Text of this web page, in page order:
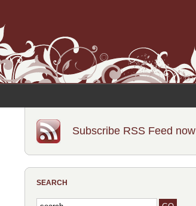
Subscribe RSS Feed now
SEARCH